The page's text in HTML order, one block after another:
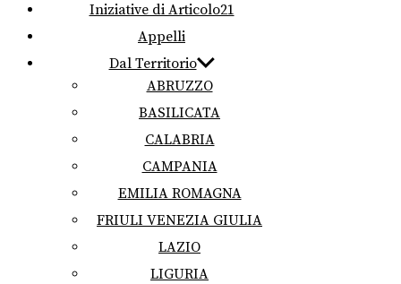
Iniziative di Articolo21
Appelli
Dal Territorio
ABRUZZO
BASILICATA
CALABRIA
CAMPANIA
EMILIA ROMAGNA
FRIULI VENEZIA GIULIA
LAZIO
LIGURIA